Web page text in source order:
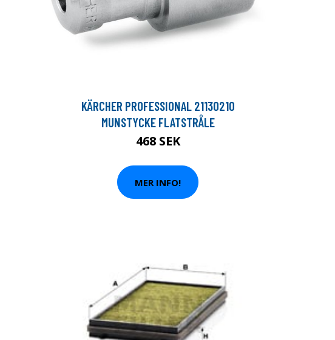
KÄRCHER PROFESSIONAL 21130210
MUNSTYCKE FLATSTRÅLE
468 SEK
MER INFO!